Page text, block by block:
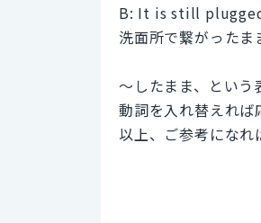
B: It is still
洗面所で繋がったま
〜したまま、という
動詞を入れ替えれば
以上、ご参考になれ